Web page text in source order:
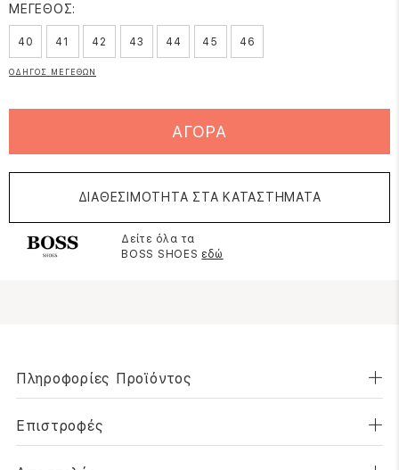
ΜΕΓΕΘΟΣ:
40 41 42 43 44 45 46
ΟΔΗΓΟΣ ΜΕΓΕΘΩΝ
ΑΓΟΡΑ
ΔΙΑΘΕΣΙΜΟΤΗΤΑ ΣΤΑ ΚΑΤΑΣΤΗΜΑΤΑ
Δείτε όλα τα
BOSS SHOES εδώ
Πληροφορίες Προϊόντος
Επιστροφές